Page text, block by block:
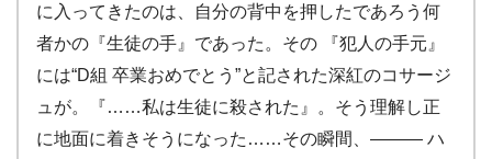
に入ってきたのは、自分の背中を押したであろう何
者かの『生徒の手』であった。その 『犯人の手元』
には“D組 卒業おめでとう”と記された深紅のコサージ
ュが。『……私は生徒に殺された』。そう理解し正
に地面に着きそうになった……その瞬間、——— ハ